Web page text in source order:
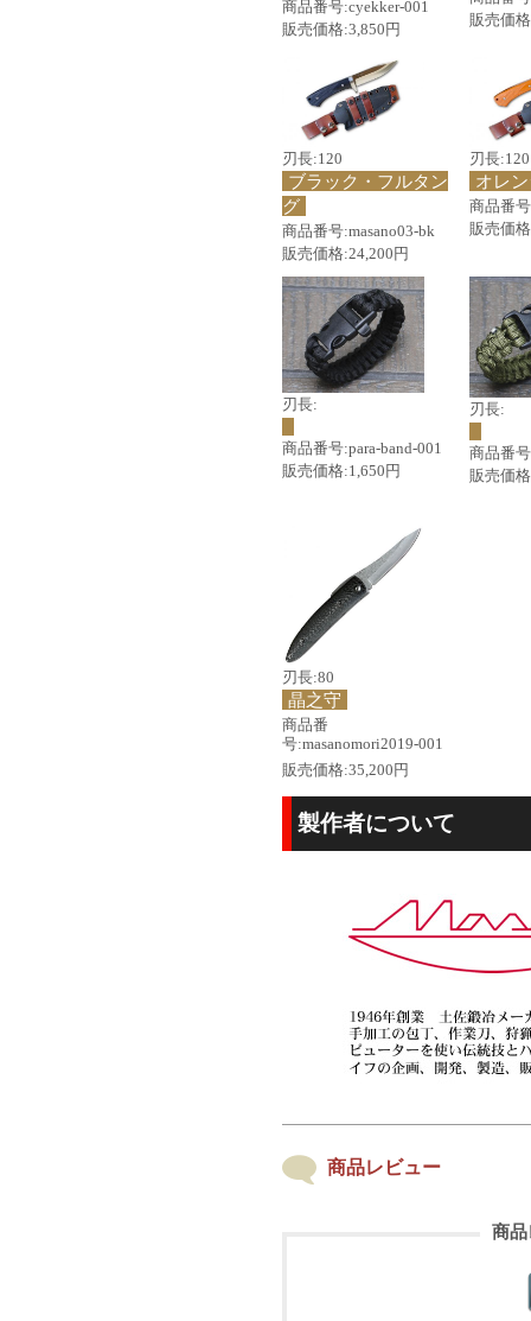
商品番号:cyekker-001
販売価格:3,850円
販売価
刃長:120
ブラック・フルタン
グ
商品番号:masano03-bk
販売価格:24,200円
刃長:120
オレ
商品番
販売価
刃長:
商品番号:para-band-001
販売価格:1,650円
刃長:
商品番
販売価
刃長:80
晶之守
商品番
号:masanomori2019-001
販売価格:35,200円
製作者について
商品レビュー
商品